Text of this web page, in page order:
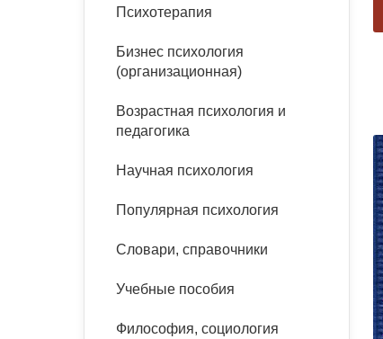
панические атаки
Психодрама
Сказкотерапия
психотерапии
Классический, эриксоновский
эргономика
Социальная психология
Психология развития
организационная психология
психоанализ
Психотерапия
Бизнес психология
(организационная)
Возрастная психология и
педагогика
Научная психология
Популярная психология
Словари, справочники
Учебные пособия
Философия, социология